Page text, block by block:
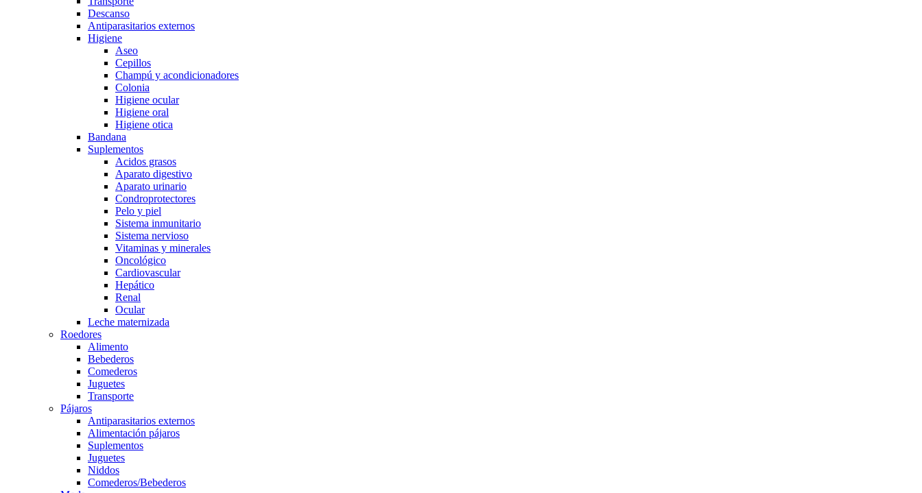
Descanso
Antiparasitarios externos
Higiene
Aseo
Cepillos
Champú y acondicionadores
Colonia
Higiene ocular
Higiene oral
Higiene otica
Bandana
Suplementos
Acidos grasos
Aparato digestivo
Aparato urinario
Condroprotectores
Pelo y piel
Sistema inmunitario
Sistema nervioso
Vitaminas y minerales
Oncológico
Cardiovascular
Hepático
Renal
Ocular
Leche maternizada
Roedores
Alimento
Bebederos
Comederos
Juguetes
Transporte
Pájaros
Antiparasitarios externos
Alimentación pájaros
Suplementos
Juguetes
Niddos
Comederos/Bebederos